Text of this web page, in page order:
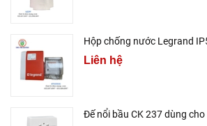
Hộp chống nước Legrand
Liên hệ
Đế nổi bầu CK 237 dùng cho